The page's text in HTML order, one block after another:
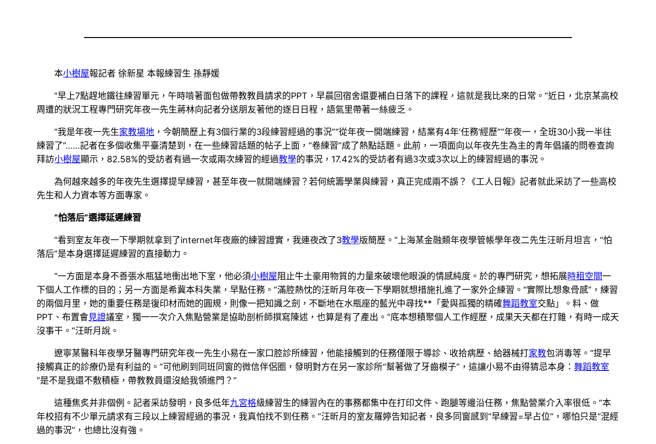
本小樹屋報記者 徐新星 本報練習生 孫靜媛
“早上7點趕地鐵往練習單元，午時啃著面包做帶教教員請求的PPT，早晨回宿舍還要補白日落下的課程，這就是我比來的日常。”近日，北京某高校
周遭的狀況工程專門研究年夜一先生蔣林向記者分送朋友著他的逐日日程，語氣里帶著一絲疲乏。
“我是年夜一先生家教場地 ，今朝簡歷上有3個行業的3段練習經過的事況”“從年夜一開端練習，結業有4年‘任務’經歷”“年夜一，全班30小我一半往
練習了”……記者在多個收集平臺清楚到，在一些練習話題的帖子上面，“卷練習”成了熱點話題。此前，一項面向以年夜先生為主的青年倡議的問卷查詢
拜訪小樹屋顯示，82.58%的受訪者有過一次或兩次練習的經過教學的事況，17.42%的受訪者有過3次或3次以上的練習經過的事況。
為何越來越多的年夜先生選擇提早練習，甚至年夜一就開端練習？若何統籌學業與練習，真正完成兩不誤？《工人日報》記者就此采訪了一些高校
先生和人力資本等方面專家。
“怕落后”選擇延遲練習
“看到室友年夜一下學期就拿到了internet年夜廠的練習證實，我連夜改了3教學版簡歷。”上海某金融類年夜學管帳學年夜二先生汪昕月坦言，“怕
落后”是本身選擇延遲練習的直接動力。
“一方面是本身不善張水瓶猛地衝出地下室，他必須小樹屋阻止牛土豪用物質的力量來破壞他眼淚的情感純度。於的專門研究，想拓展時租空間一
下個人工作標的目的；另一方面是希冀本科失業，早點任務。”滿腔熱忱的汪昕月年夜一下學期就想措施扎進了一家外企練習。“實際比想象骨感”，練習
的兩個月里，她的重要任務是復印材而她的圓規，則像一把知識之劍，不斷地在水瓶座的藍光中尋找**「愛與孤獨的精確舞蹈教室交點」。料、做
PPT、布置會見證議室，獨一一次介入焦點營業是協助剖析師撰寫陳述，也算是有了產出。“底本想積聚個人工作經歷，成果天天都在打雜，有時一成天
沒事干。”汪昕月說。
遼寧某醫科年夜學牙醫專門研究年夜一先生小易在一家口腔診所練習，他能接觸到的任務僅限于導診、收拾病歷、給器械打家教包消毒等。“提早
接觸真正的診療仍是有利益的。”可他刷到同班同窗的微信伴侶圈，發明對方在另一家診所“幫著做了牙齒模子”，這讓小易不由得猜忌本身： 舞蹈教室
“是不是我還不敷積極，帶教教員還沒給我領進門？”
這種焦炙并非個例。記者采訪發明，良多低年九宮格級練習生的練習內在的事務都集中在打印文件、跑腿等邊沿任務，焦點營業介入率很低。“本
年校招有不少單元請求有三段以上練習經過的事況，我真怕找不到任務。”汪昕月的室友羅婷告知記者，良多同窗感到“早練習=早占位”，哪怕只是“混經
過的事況”，也總比沒有強。